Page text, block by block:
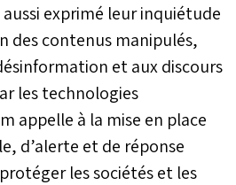
déclaré, lundi à Fès, M.
André Azoulay, Conseiller
ouverture des travaux des
Rencontres de l’Université
EUROMED dédiées cette
année à la place de
"l’humain face à
l’Intelligence Artificielle".
exprimé leur inquiétude
des contenus manipulés,
et aux discours
les technologies
appelle à la mise en place
d’alerte et de réponse
les sociétés et les